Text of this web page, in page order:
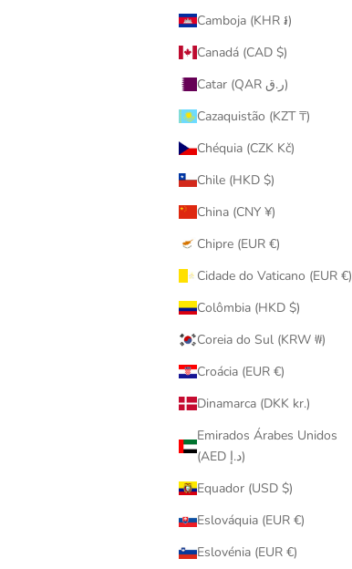
Camboja (KHR ៛)
Canadá (CAD $)
Catar (QAR ر.ق)
Cazaquistão (KZT ₸)
Chéquia (CZK Kč)
Chile (HKD $)
China (CNY ¥)
Chipre (EUR €)
Cidade do Vaticano (EUR €)
Colômbia (HKD $)
Coreia do Sul (KRW ₩)
Croácia (EUR €)
Dinamarca (DKK kr.)
Emirados Árabes Unidos
(AED د.إ)
Equador (USD $)
Eslováquia (EUR €)
Eslovénia (EUR €)